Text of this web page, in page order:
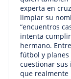
experta en
limpiar su
“encuentros
intenta
hermano.
fútbol y planes
cuestionar sus
que realmente